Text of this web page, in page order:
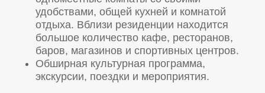
удобствами, общей кухней и комнатой
отдыха. Вблизи резиденции находится
большое количество кафе, ресторанов,
баров, магазинов и спортивных центров.
Обширная культурная программа,
экскурсии, поездки и мероприятия.